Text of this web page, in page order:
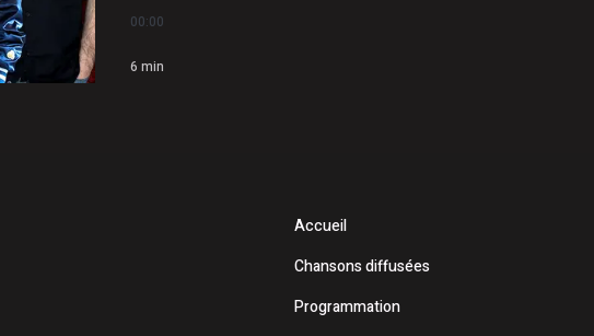
00:00
6 min
Accueil
Chansons diffusées
Programmation